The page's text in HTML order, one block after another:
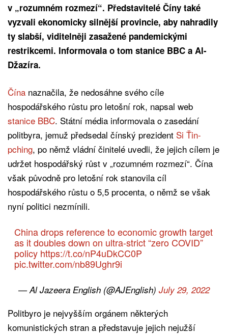
v „rozumném rozmezí“. Představitelé Číny také
vyzvali ekonomicky silnější provincie, aby nahradily
ty slabší, viditelněji zasažené pandemickými
restrikcemi. Informovala o tom stanice BBC a Al-
Džazíra.
Čína naznačila, že nedosáhne svého cíle
hospodářského růstu pro letošní rok, napsal web
stanice BBC. Státní média informovala o zasedání
politbyra, jemuž předsedal čínský prezident Si Ťin-
pching, po němž vládní činitelé uvedli, že jejich cílem je
udržet hospodářský růst v „rozumném rozmezí“. Čína
však původně pro letošní rok stanovila cíl
hospodářského růstu o 5,5 procenta, o němž se však
nyní politici nezmínili.
China drops reference to economic growth target
as it doubles down on ultra-strict “zero COVID”
policy https://t.co/nP4uDkCC0P
pic.twitter.com/nb89Ughr9i
— Al Jazeera English (@AJEnglish) July 29, 2022
Politbyro je nejvyšším orgánem některých
komunistických stran a představuje jejich nejužší